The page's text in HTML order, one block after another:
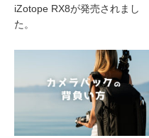
iZotope RX8が発売されまし
た。